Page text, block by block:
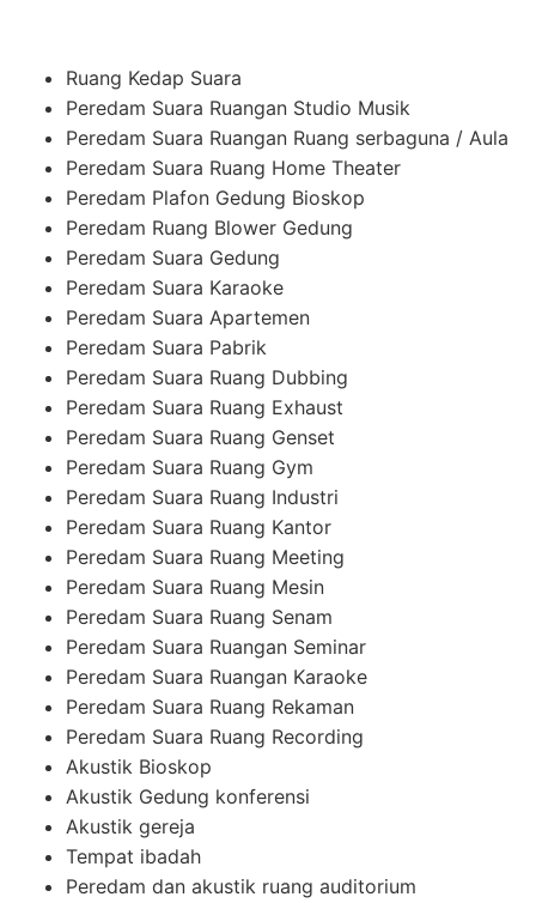
Ruang Kedap Suara
Peredam Suara Ruangan Studio Musik
Peredam Suara Ruangan Ruang serbaguna / Aula
Peredam Suara Ruang Home Theater
Peredam Plafon Gedung Bioskop
Peredam Ruang Blower Gedung
Peredam Suara Gedung
Peredam Suara Karaoke
Peredam Suara Apartemen
Peredam Suara Pabrik
Peredam Suara Ruang Dubbing
Peredam Suara Ruang Exhaust
Peredam Suara Ruang Genset
Peredam Suara Ruang Gym
Peredam Suara Ruang Industri
Peredam Suara Ruang Kantor
Peredam Suara Ruang Meeting
Peredam Suara Ruang Mesin
Peredam Suara Ruang Senam
Peredam Suara Ruangan Seminar
Peredam Suara Ruangan Karaoke
Peredam Suara Ruang Rekaman
Peredam Suara Ruang Recording
Akustik Bioskop
Akustik Gedung konferensi
Akustik gereja
Tempat ibadah
Peredam dan akustik ruang auditorium